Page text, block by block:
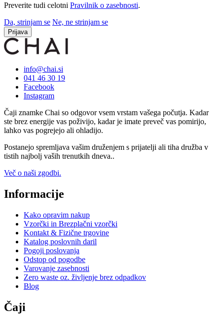
Preverite tudi celotni Pravilnik o zasebnosti.
Da, strinjam se Ne, ne strinjam se
Prijava
info@chai.si
041 46 30 19
Facebook
Instagram
Čaji znamke Chai so odgovor vsem vrstam vašega počutja. Kadar
ste brez energije vas poživijo, kadar je imate preveč vas pomirijo,
lahko vas pogrejejo ali ohladijo.
Postanejo spremljava vašim druženjem s prijatelji ali tiha družba v
tistih najbolj vaših trenutkih dneva..
Več o naši zgodbi.
Informacije
Kako opravim nakup
Vzorčki in Brezplačni vzorčki
Kontakt & Fizične trgovine
Katalog poslovnih daril
Pogoji poslovanja
Odstop od pogodbe
Varovanje zasebnosti
Zero waste oz. življenje brez odpadkov
Blog
Čaji